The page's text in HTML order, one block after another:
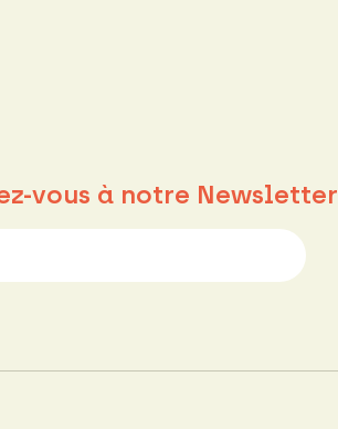
vous à notre Newsletter